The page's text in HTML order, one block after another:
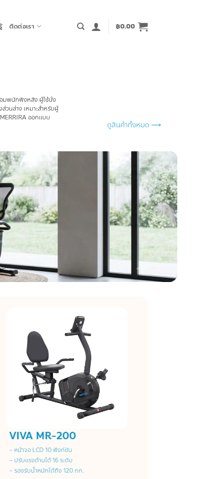
ติดต่อเรา ฿0.00
มพนักพิงหลัง ผู้ใช้นั่ง
วนล่าง เหมาะสำหรับผู้
ออกแบบ
ดูสินค้าทั้งหมด ⟶
VIVA MR-200
– หน้าจอ LCD 10 ฟังก์ชัน
– ปรับแรงต้านได้ 16 ระดับ
– รองรับน้ำหนักได้ถึง 120 กก.